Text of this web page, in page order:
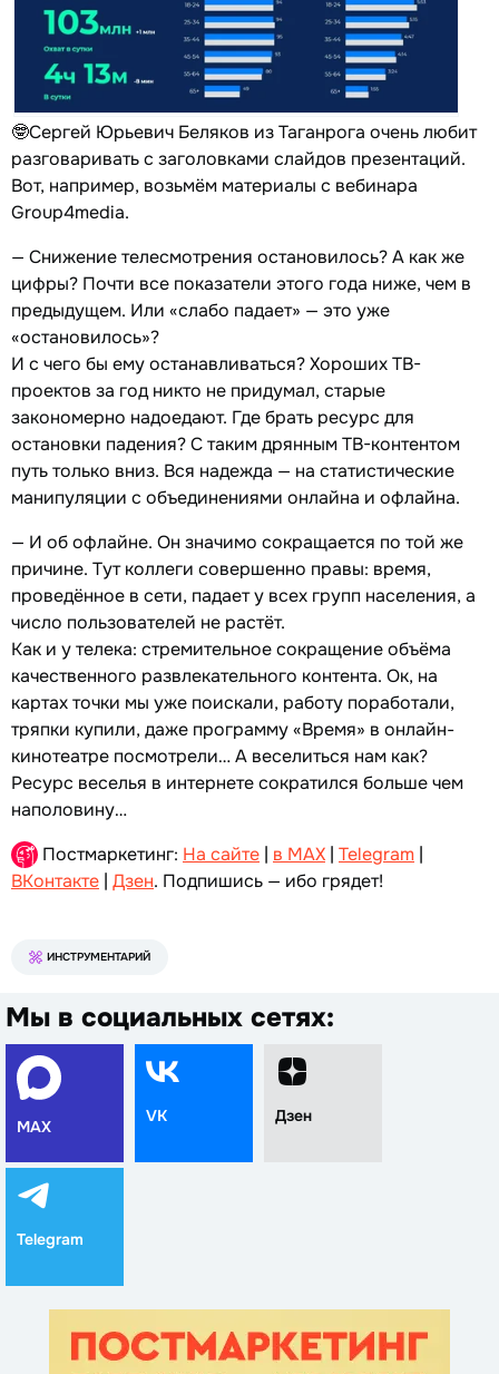
🤓Сергей Юрьевич Беляков из Таганрога очень любит
разговаривать с заголовками слайдов презентаций.
Вот, например, возьмём материалы с вебинара
Group4media.
— Снижение телесмотрения остановилось? А как же
цифры? Почти все показатели этого года ниже, чем в
предыдущем. Или «слабо падает» — это уже
«остановилось»?
И с чего бы ему останавливаться? Хороших ТВ-
проектов за год никто не придумал, старые
закономерно надоедают. Где брать ресурс для
остановки падения? С таким дрянным ТВ-контентом
путь только вниз. Вся надежда — на статистические
манипуляции с объединениями онлайна и офлайна.
— И об офлайне. Он значимо сокращается по той же
причине. Тут коллеги совершенно правы: время,
проведённое в сети, падает у всех групп населения, а
число пользователей не растёт.
Как и у телека: стремительное сокращение объёма
качественного развлекательного контента. Ок, на
картах точки мы уже поискали, работу поработали,
тряпки купили, даже программу «Время» в онлайн-
кинотеатре посмотрели… А веселиться нам как?
Ресурс веселья в интернете сократился больше чем
наполовину…
Постмаркетинг: На сайте | в MAX | Telegram |
ВКонтакте | Дзен. Подпишись — ибо грядет!
ИНСТРУМЕНТАРИЙ
Мы в социальных сетях:
MAX
VK Дзен
Telegram